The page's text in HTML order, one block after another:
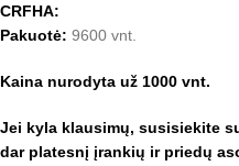
CRFHA:
Pakuotė: 9600 vnt.
Kaina nurodyta už 1000 vnt.
Jei kyla klausimų, susisiekite
dar platesnį įrankių ir priedų